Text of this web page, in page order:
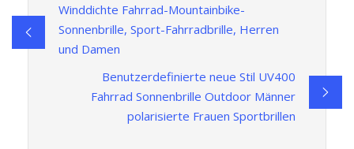
Winddichte Fahrrad-Mountainbike-
Sonnenbrille, Sport-Fahrradbrille, Herren
und Damen
Benutzerdefinierte neue Stil UV400
Fahrrad Sonnenbrille Outdoor Männer
polarisierte Frauen Sportbrillen